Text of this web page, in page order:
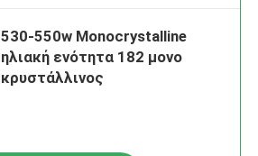
530-550w Monocrystalline
ηλιακή ενότητα 182 μονο
κρυστάλλινος